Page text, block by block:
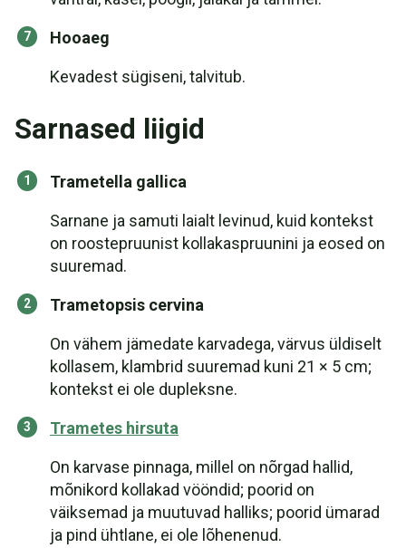
Hooaeg
Kevadest sügiseni, talvitub.
Sarnased liigid
Trametella gallica
Sarnane ja samuti laialt levinud, kuid kontekst
on roostepruunist kollakaspruunini ja eosed on
suuremad.
Trametopsis cervina
On vähem jämedate karvadega, värvus üldiselt
kollasem, klambrid suuremad kuni 21 × 5 cm;
kontekst ei ole dupleksne.
Trametes hirsuta
On karvase pinnaga, millel on nõrgad hallid,
mõnikord kollakad vööndid; poorid on
väiksemad ja muutuvad halliks; poorid ümarad
ja pind ühtlane, ei ole lõhenenud.